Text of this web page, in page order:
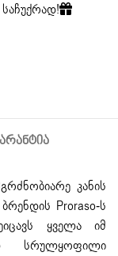
კანის
Proraso-ს
ყველა იმ
სრულყოფილი